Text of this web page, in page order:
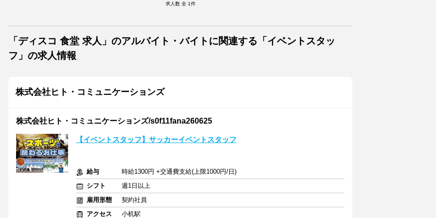
求人数 全 1件
「ディスコ 食堂 求人」のアルバイト・バイトに関連する「イベントスタッ
フ」の求人情報
株式会社ヒト・コミュニケーションズ
株式会社ヒト・コミュニケーションズ/s0f11fana260625
【イベントスタッフ】サッカーイベントスタッフ
給与
時給1300円 +交通費支給(上限1000円/日)
シフト
週1日以上
雇用形態
契約社員
アクセス
小机駅